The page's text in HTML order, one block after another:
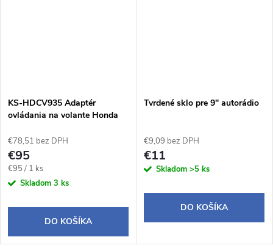
KS-HDCV935 Adaptér
ovládania na volante Honda
€78,51 bez DPH
€95
Jednotková
cena:
€95 / 1 ks
Skladom 3 ks
DO KOŠÍKA
Tvrdené sklo pre 9" autorádio
€9,09 bez DPH
€11
Skladom >5 ks
DO KOŠÍKA